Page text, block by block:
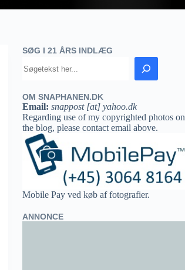
SØG I 21 ÅRS INDLÆG
OM SNAPHANEN.DK
Email: snappost [at] yahoo.dk
Regarding use of my copyrighted photos on
the blog, please contact email above.
Mobile Pay ved køb af fotografier.
ANNONCE